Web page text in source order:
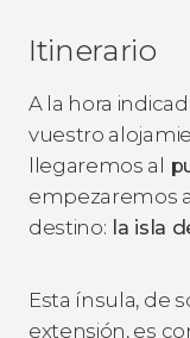
Itinerario
A la hora
vuestro
llegaremos al
empezaremos
destino: la isla
Esta ínsula, de
extensión, es